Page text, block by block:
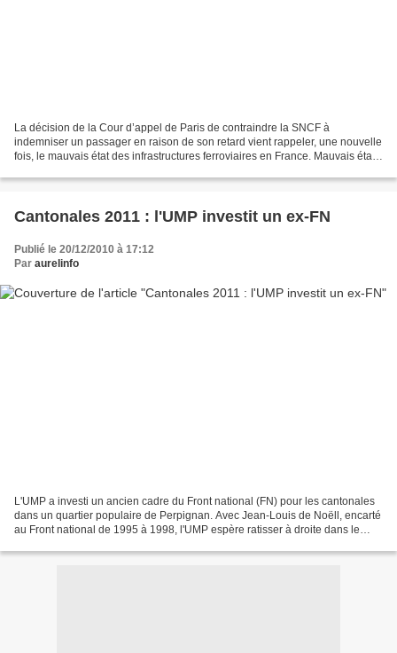
La décision de la Cour d’appel de Paris de contraindre la SNCF à
indemniser un passager en raison de son retard vient rappeler, une nouvelle
fois, le mauvais état des infrastructures ferroviaires en France. Mauvais état,
Cantonales 2011 : l'UMP investit un ex-FN
Publié le 20/12/2010 à 17:12
Par aurelinfo
L'UMP a investi un ancien cadre du Front national (FN) pour les cantonales
dans un quartier populaire de Perpignan. Avec Jean-Louis de Noëll, encarté
au Front national de 1995 à 1998, l'UMP espère ratisser à droite dans le